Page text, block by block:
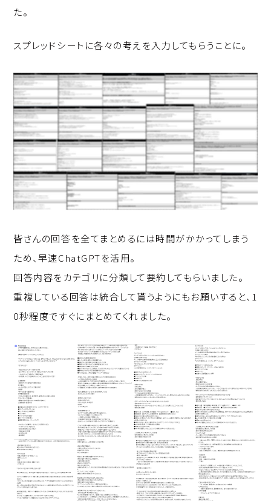
た。
スプレッドシートに各々の考えを入力してもらうことに。
皆さんの回答を全てまとめるには時間がかかってしまう
ため、早速ChatGPTを活用。
回答内容をカテゴリに分類して要約してもらいました。
重複している回答は統合して貰うようにもお願いすると、1
0秒程度ですぐにまとめてくれました。